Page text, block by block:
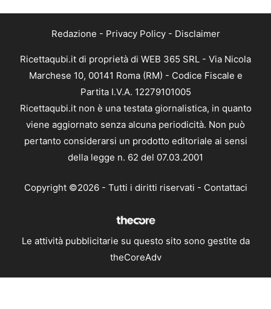
Redazione - Privacy Policy- Disclaimer
Ricettaqubi.it di proprietà di WEB 365 SRL - Via Nicola
Marchese 10, 00141 Roma (RM) - Codice Fiscale e
Partita I.V.A. 12279101005
Ricettaqubi.it non è una testata giornalistica, in quanto
viene aggiornato senza alcuna periodicità. Non può
pertanto considerarsi un prodotto editoriale ai sensi
della legge n. 62 del 07.03.2001
Copyright ©2026 - Tutti i diritti riservati - Contattaci
Le attività pubblicitarie su questo sito sono gestite da
theCoreAdv